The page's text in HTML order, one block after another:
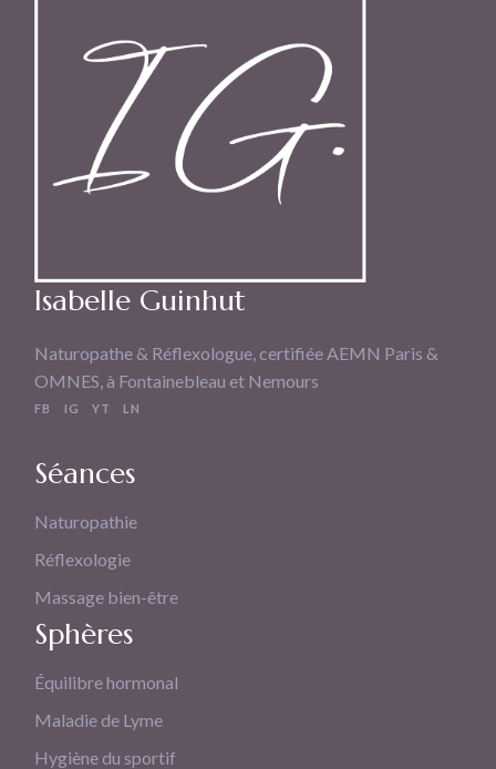
Isabelle Guinhut
Naturopathe & Réflexologue, certifiée AEMN Paris &
OMNES, à Fontainebleau et Nemours
FB IG YT LN
Séances
Naturopathie
Réflexologie
Massage bien-être
Sphères
Équilibre hormonal
Maladie de Lyme
Hygiène du sportif